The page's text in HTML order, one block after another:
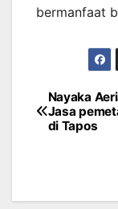
bermanfaat
Post
Nayaka
Jasa
di Tapos